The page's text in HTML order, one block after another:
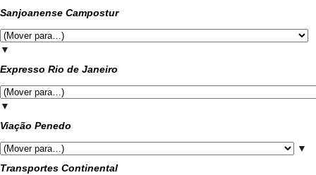
Sanjoanense Campostur
▼
Expresso Rio de Janeiro
▼
Viação Penedo
▼
Transportes Continental